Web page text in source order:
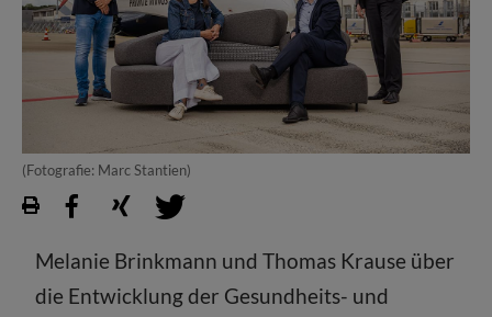
(Fotografie: Marc Stantien)
Melanie Brinkmann und Thomas Krause über
die Entwicklung der Gesundheits- und